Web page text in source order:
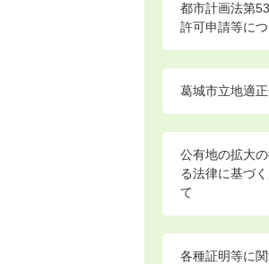
都市計画法第
許可申請等に
葛城市立地適
公有地の拡大
る法律に基づ
て
各種証明等に関